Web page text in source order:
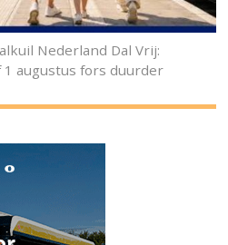
Nederland Dal Vrij:
augustus fors duurder